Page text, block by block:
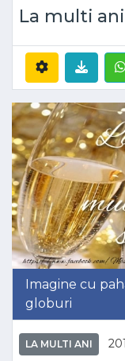
La multi
Imagine cu
globuri
LA MULTI ANI